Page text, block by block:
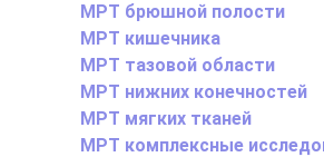
МРТ брюшной полости
МРТ кишечника
МРТ тазовой области
МРТ нижних конечностей
МРТ мягких тканей
МРТ комплексные